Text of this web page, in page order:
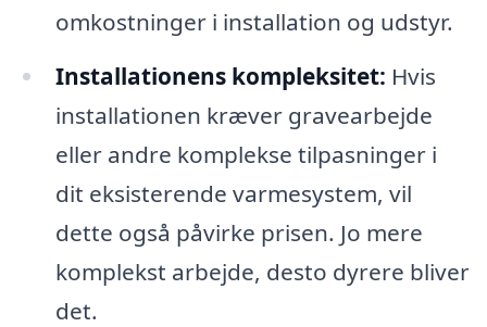
omkostninger i installation og udstyr.
Installationens kompleksitet: Hvis
installationen kræver gravearbejde
eller andre komplekse tilpasninger i
dit eksisterende varmesystem, vil
dette også påvirke prisen. Jo mere
komplekst arbejde, desto dyrere bliver
det.